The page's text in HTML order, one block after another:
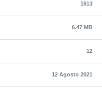
1613
6.47 MB
12
12 Agosto 2021